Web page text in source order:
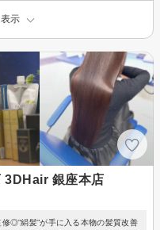
示
3DHair 銀座本店
◎”絹髪”が手に入る本物の髪質改善